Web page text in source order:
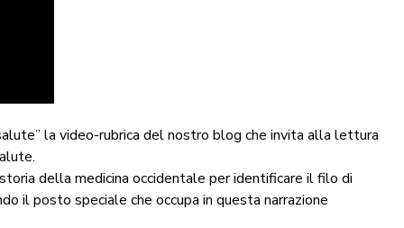
la video-rubrica del nostro blog che invita alla lettura
della medicina occidentale per identificare il filo di
il posto speciale che occupa in questa narrazione